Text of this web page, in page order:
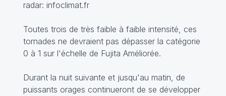
radar: infoclimat.fr
Toutes trois de très faible à faible intensité, ces
tornades ne devraient pas dépasser la catégorie
0 à 1 sur l'échelle de Fujita Améliorée.
Durant la nuit suivante et jusqu'au matin, de
puissants orages continueront de se développer